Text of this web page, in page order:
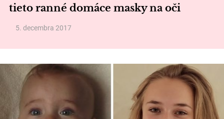
tieto ranné domáce masky na oči
5. decembra 2017